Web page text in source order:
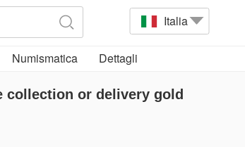
Italia
Numismatica Dettagli
collection or delivery gold